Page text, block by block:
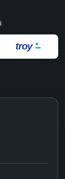
troy